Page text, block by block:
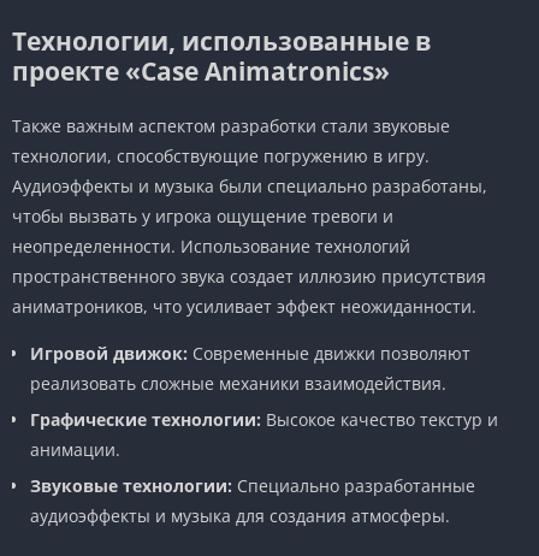
Технологии, использованные в
проекте «Case Animatronics»
Также важным аспектом разработки стали звуковые
технологии, способствующие погружению в игру.
Аудиоэффекты и музыка были специально разработаны,
чтобы вызвать у игрока ощущение тревоги и
неопределенности. Использование технологий
пространственного звука создает иллюзию присутствия
аниматроников, что усиливает эффект неожиданности.
Игровой движок: Современные движки позволяют
реализовать сложные механики взаимодействия.
Графические технологии: Высокое качество текстур и
анимации.
Звуковые технологии: Специально разработанные
аудиоэффекты и музыка для создания атмосферы.